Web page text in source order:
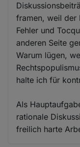
framen, weil der
Fehler und
anderen Seite
Warum lügen,
halte ich für
Als
rationale
freilich harte